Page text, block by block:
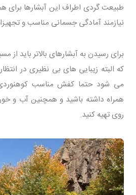
طبیعت گردی اطراف این آبشارها
نیازمند آمادگی جسمانی مناسب و
برای رسیدن به آبشارهای بالاتر باید از
که البته زیبایی های بی نظیری در
می شود حتما کفش مناسب
همراه داشته باشید و همچنین آب و
روی تهیه کنید.